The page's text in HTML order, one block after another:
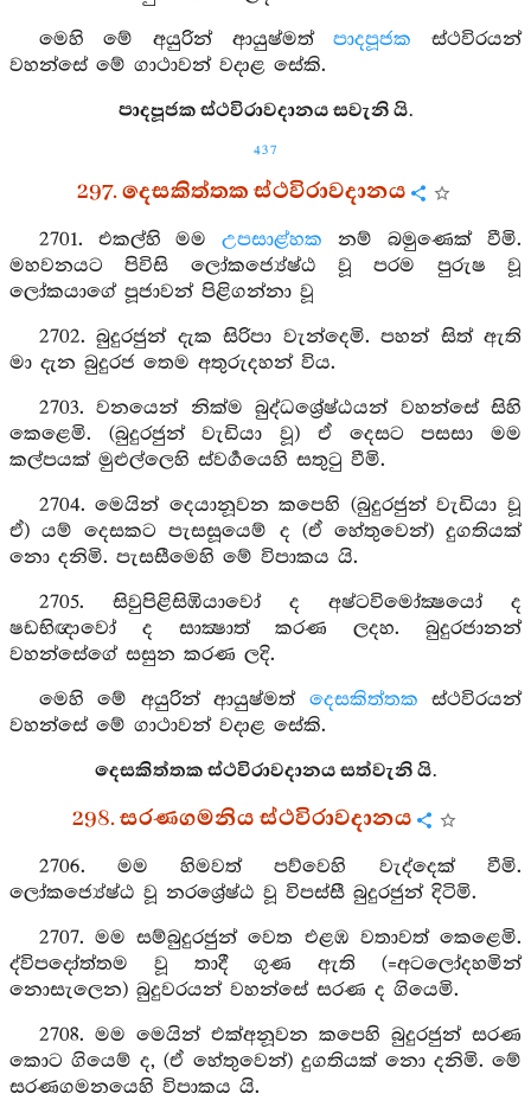
මෙහි මේ අයුරින් ආයුෂ්මත්පාදපූජක ස්ථවිරයන්
වහන්සේ මේ ගාථාවන් වදාළ සේකි.
පාදපූජක ස්ථවිරාවදානය සවැනි යි.
437
297. දෙසකිත්තක ස්ථවිරාවදානය
2701. එකල්හි මමඋපසාළ්හක නම් බමුණෙක් වීමි.
මහවනයට පිවිසි ලෝකජ්‍යේෂ්ඨ වූ පරම පුරුෂ වූ
ලෝකයාගේ පූජාවන් පිළිගන්නා වූ
2702. බුදුරජුන් දැක සිරිපා වැන්දෙමි. පහන් සිත් ඇති
මා දැන බුදුරජ තෙම අතුරුදහන් විය.
2703. වනයෙන් නික්ම බුද්ධශ්‍රේෂ්ඨයන් වහන්සේ සිහි
කෙළෙමි. (බුදුරජුන් වැඩියා වූ) ඒ දෙසට පසසා මම
කල්පයක් මුළුල්ලෙහි ස්වර්‍ගයෙහි සතුටු වීමි.
2704. මෙයින් දෙයානූවන කපෙහි (බුදුරජුන් වැඩියා වූ
ඒ) යම් දෙසකට පැසසූයෙම් ද (ඒ හේතුවෙන්) දුගතියක්
නො දනිමි. පැසසීමෙහි මේ විපාකය යි.
2705. සිවුපිළිසිඹියාවෝ ද අෂ්ටවිමෝක්‍ෂයෝ ද
ෂඩභිඥාවෝ ද සාක්‍ෂාත් කරණ ලදහ. බුදුරජානන්
වහන්සේගේ සසුන කරණ ලදි.
මෙහි මේ අයුරින් ආයුෂ්මත් දෙසකිත්තක ස්ථවිරයන්
වහන්සේ මේ ගාථාවන් වදාළ සේකි.
දෙසකිත්තක ස්ථවිරාවදානය සත්වැනි යි.
298. සරණගමනිය ස්ථවිරාවදානය
2706. මම හිමවත් පව්වෙහි වැද්දෙක් වීමි.
ලෝකජ්‍යේෂ්ඨ වූ නරශ්‍රේෂ්ඨ වූ විපස්සී බුදුරජුන් දිටිමි.
2707. මම සම්බුදුරජුන් වෙත එළඹ වතාවත් කෙළෙමි.
ද්විපදෝත්තම වූ තාදී ගුණ ඇති (=අටලෝදහමින්
නොසැලෙන) බුදුවරයන් වහන්සේ සරණ ද ගියෙමි.
2708. මම මෙයින් එක්අනූවන කපෙහි බුදුරජුන් සරණ
කොට ගියෙම් ද, (ඒ හේතුවෙන්) දුගතියක් නො දනිමි. මේ
සරණගමනයෙහි විපාකය යි.